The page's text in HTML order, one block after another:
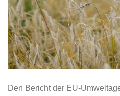
Den Bericht der EU-